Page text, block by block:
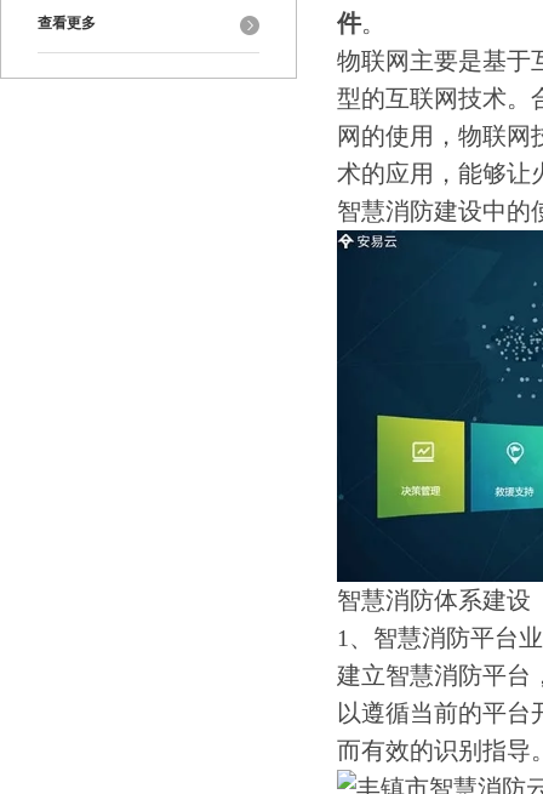
查看更多
件。
物联网主要是基于
型的互联网技术。
网的使用，物联网
术的应用，能够让
智慧消防建设中的
智慧消防体系建设
1、智慧消防平台
建立智慧消防平台
以遵循当前的平台
而有效的识别指导